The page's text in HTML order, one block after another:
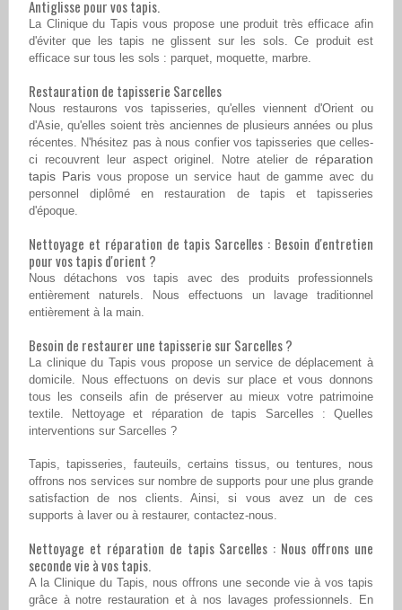
Antiglisse pour vos tapis.
La Clinique du Tapis vous propose une produit très efficace afin
d'éviter que les tapis ne glissent sur les sols. Ce produit est
efficace sur tous les sols : parquet, moquette, marbre.
Restauration de tapisserie Sarcelles
Nous restaurons vos tapisseries, qu'elles viennent d'Orient ou
d'Asie, qu'elles soient très anciennes de plusieurs années ou plus
récentes. N'hésitez pas à nous confier vos tapisseries que celles-
ci recouvrent leur aspect originel. Notre atelier de réparation
tapis Parisvous propose un service haut de gamme avec du
personnel diplômé en restauration de tapis et tapisseries
d'époque.
Nettoyage et réparation de tapis Sarcelles : Besoin d'entretien
pour vos tapis d'orient ?
Nous détachons vos tapis avec des produits professionnels
entièrement naturels. Nous effectuons un lavage traditionnel
entièrement à la main.
Besoin de restaurer une tapisserie sur Sarcelles ?
La clinique du Tapis vous propose un service de déplacement à
domicile. Nous effectuons on devis sur place et vous donnons
tous les conseils afin de préserver au mieux votre patrimoine
textile. Nettoyage et réparation de tapis Sarcelles : Quelles
interventions sur Sarcelles ?
Tapis, tapisseries, fauteuils, certains tissus, ou tentures, nous
offrons nos services sur nombre de supports pour une plus grande
satisfaction de nos clients. Ainsi, si vous avez un de ces
supports à laver ou à restaurer, contactez-nous.
Nettoyage et réparation de tapis Sarcelles : Nous offrons une
seconde vie à vos tapis.
A la Clinique du Tapis, nous offrons une seconde vie à vos tapis
grâce à notre restauration et à nos lavages professionnels. En